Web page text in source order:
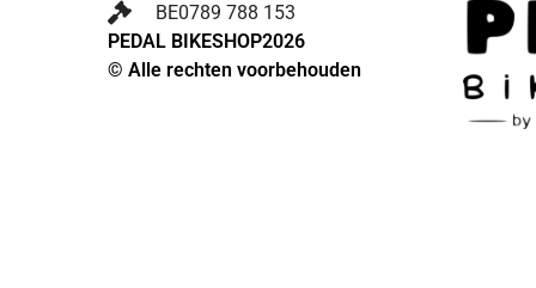
BE0789 788 153
PEDAL BIKESHOP2026
© Alle rechten voorbehouden